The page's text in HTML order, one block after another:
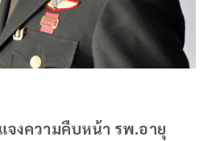
จงความคืบหน้า รพ.อายุ